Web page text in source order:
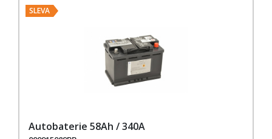
SLEVA
Autobaterie 58Ah / 340A